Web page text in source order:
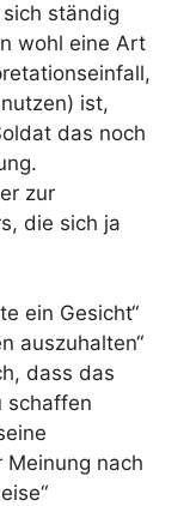
ständig
wohl eine Art
ist,
das noch
zur
die sich ja
ein Gesicht“
auszuhalten“
dass das
schaffen
Meinung nach